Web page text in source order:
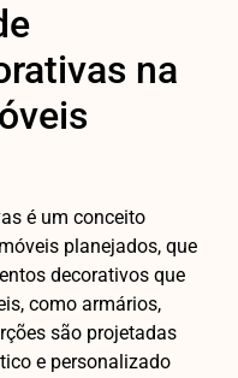
na
é um conceito
planejados, que
decorativos que
como armários,
são projetadas
e personalizado